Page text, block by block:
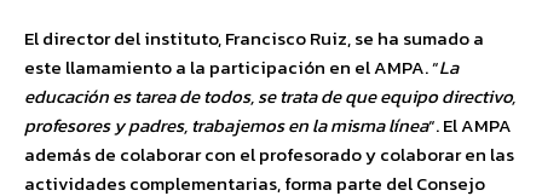
El director del instituto, Francisco Ruiz, se ha sumado a
este llamamiento a la participación en el AMPA. “La
educación es tarea de todos, se trata de que equipo directivo,
profesores y padres, trabajemos en la misma línea“. El AMPA
además de colaborar con el profesorado y colaborar en las
actividades complementarias, forma parte del Consejo